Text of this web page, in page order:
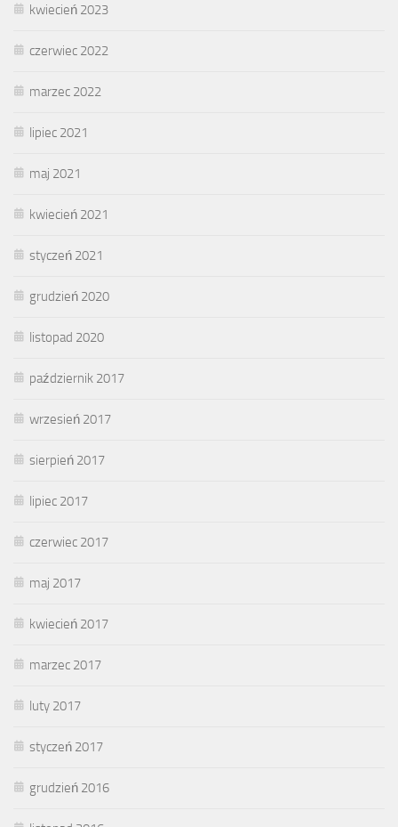
kwiecień 2023
czerwiec 2022
marzec 2022
lipiec 2021
maj 2021
kwiecień 2021
styczeń 2021
grudzień 2020
listopad 2020
październik 2017
wrzesień 2017
sierpień 2017
lipiec 2017
czerwiec 2017
maj 2017
kwiecień 2017
marzec 2017
luty 2017
styczeń 2017
grudzień 2016